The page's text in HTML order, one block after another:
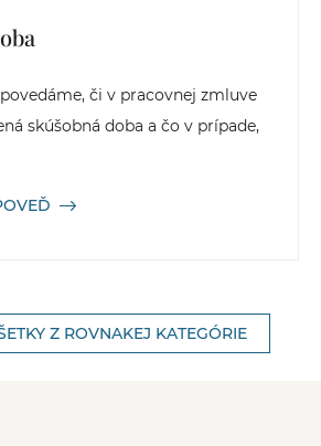
či v pracovnej zmluve
skúšobná doba a čo v prípade,
Z ROVNAKEJ KATEGÓRIE